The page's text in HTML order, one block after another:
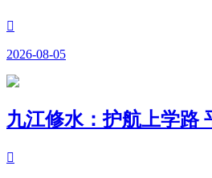

2026-08-05
九江修水：护航上学路
